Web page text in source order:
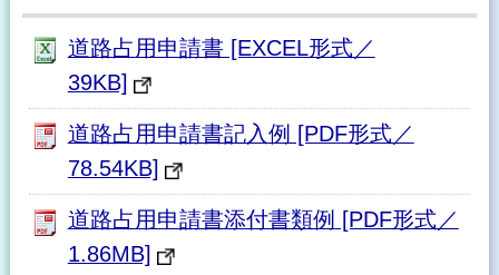
道路占用申請書 [EXCEL形式／
39KB]
道路占用申請書記入例 [PDF形式／
78.54KB]
道路占用申請書添付書類例 [PDF形式／
1.86MB]